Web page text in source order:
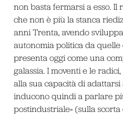
non basta fermarsi a esso. Il
che non è più la stanca
anni Trenta, avendo
autonomia politica da quelle
presenta oggi come una
galassia. I moventi e le
alla sua capacità di
inducono quindi a parlare
postindustriale» (sulla